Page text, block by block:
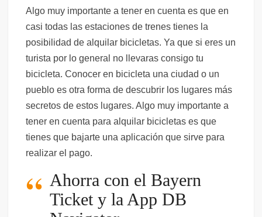
Algo muy importante a tener en cuenta es que en
casi todas las estaciones de trenes tienes la
posibilidad de alquilar bicicletas. Ya que si eres un
turista por lo general no llevaras consigo tu
bicicleta. Conocer en bicicleta una ciudad o un
pueblo es otra forma de descubrir los lugares más
secretos de estos lugares. Algo muy importante a
tener en cuenta para alquilar bicicletas es que
tienes que bajarte una aplicación que sirve para
realizar el pago.
Ahorra con el Bayern
Ticket y la App DB